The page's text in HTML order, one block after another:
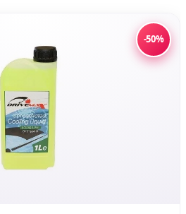
-50%